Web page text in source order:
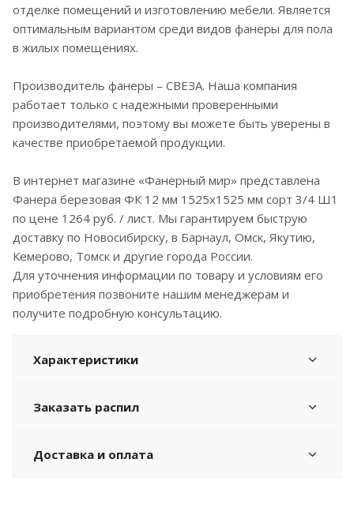
отделке помещений и изготовлению мебели. Является
оптимальным вариантом среди видов фанеры для пола
в жилых помещениях.
Производитель фанеры – СВЕЗА. Наша компания
работает только с надежными проверенными
производителями, поэтому вы можете быть уверены в
качестве приобретаемой продукции.
В интернет магазине «Фанерный мир» представлена
Фанера березовая ФК 12 мм 1525x1525 мм сорт 3/4 Ш1
по цене 1264 руб. / лист. Мы гарантируем быструю
доставку по Новосибирску, в Барнаул, Омск, Якутию,
Кемерово, Томск и другие города России.
Для уточнения информации по товару и условиям его
приобретения позвоните нашим менеджерам и
получите подробную консультацию.
Характеристики
Заказать распил
Доставка и оплата